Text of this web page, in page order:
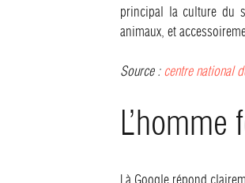
principal la culture du
animaux, et
Source : centre national
L’homme
Là Google répond